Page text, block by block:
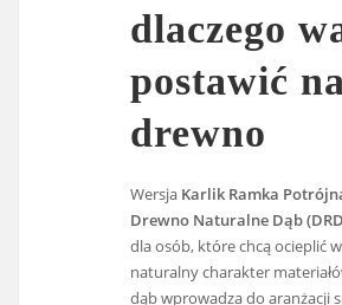
dlaczego
postawić na
drewno
Wersja Karlik Ramka
Drewno Naturalne Dąb
dla osób, które chcą ocieplić
naturalny charakter
dąb wprowadza do aranżacji